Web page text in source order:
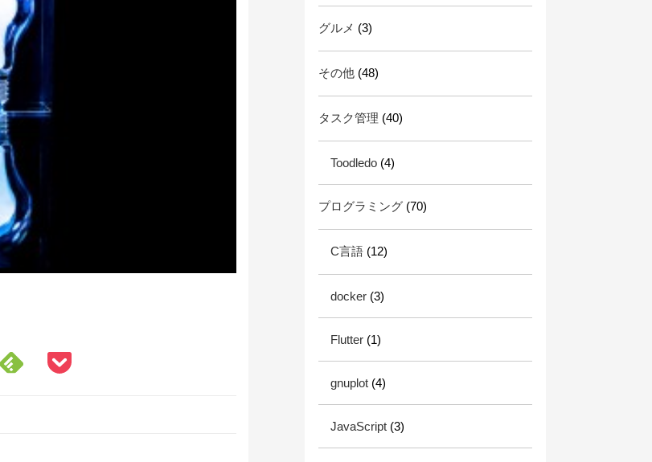
グルメ (3)
その他 (48)
タスク管理 (40)
Toodledo (4)
プログラミング (70)
C言語 (12)
docker (3)
Flutter (1)
gnuplot (4)
JavaScript (3)